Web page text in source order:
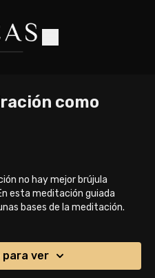
como
no hay mejor brújula
esta meditación guiada
bases de la meditación.
ver